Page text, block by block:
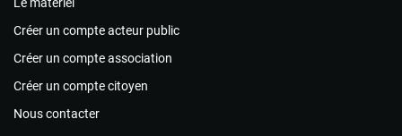
Le matériel
Créer un compte acteur public
Créer un compte association
Créer un compte citoyen
Nous contacter